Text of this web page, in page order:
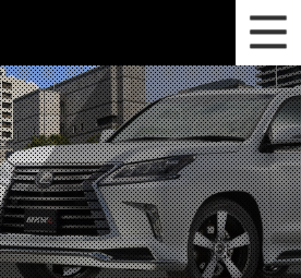
ニュース
ホイールラインナップ
関連製品
フォトギャラリー